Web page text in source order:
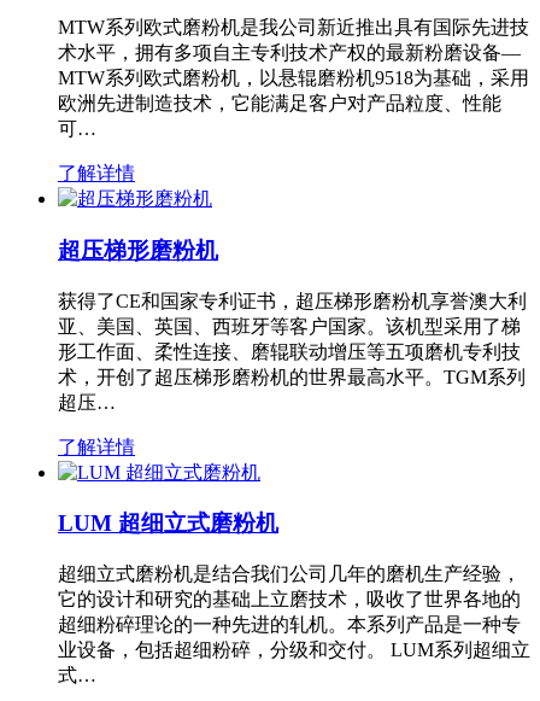
MTW系列欧式磨粉机是我公司新近推出具有国际先进技
术水平，拥有多项自主专利技术产权的最新粉磨设备—
MTW系列欧式磨粉机，以悬辊磨粉机9518为基础，采用
欧洲先进制造技术，它能满足客户对产品粒度、性能
可…
了解详情
超压梯形磨粉机
获得了CE和国家专利证书，超压梯形磨粉机享誉澳大利
亚、美国、英国、西班牙等客户国家。该机型采用了梯
形工作面、柔性连接、磨辊联动增压等五项磨机专利技
术，开创了超压梯形磨粉机的世界最高水平。TGM系列
超压…
了解详情
LUM 超细立式磨粉机
超细立式磨粉机是结合我们公司几年的磨机生产经验，
它的设计和研究的基础上立磨技术，吸收了世界各地的
超细粉碎理论的一种先进的轧机。本系列产品是一种专
业设备，包括超细粉碎，分级和交付。 LUM系列超细立
式…